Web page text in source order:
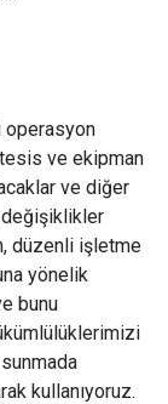
operasyon
ve ekipman
ve diğer
değişiklikler
düzenli işletme
yönelik
bunu
kullanıyoruz.